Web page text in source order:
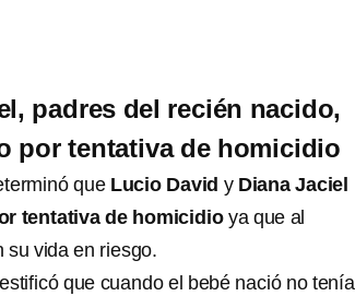
padres del recién nacido,
por tentativa de homicidio
que Lucio David y Diana Jaciel
tentativa de homicidio ya que al
su vida en riesgo.
que cuando el bebé nació no tenía